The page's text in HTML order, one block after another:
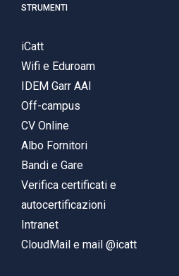
STRUMENTI
iCatt
Wifi e Eduroam
IDEM Garr AAI
Off-campus
CV Online
Albo Fornitori
Bandi e Gare
Verifica certificati e
autocertificazioni
Intranet
CloudMail e mail @icatt